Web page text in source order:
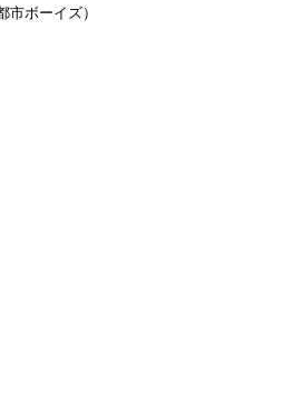
市ボーイズ）